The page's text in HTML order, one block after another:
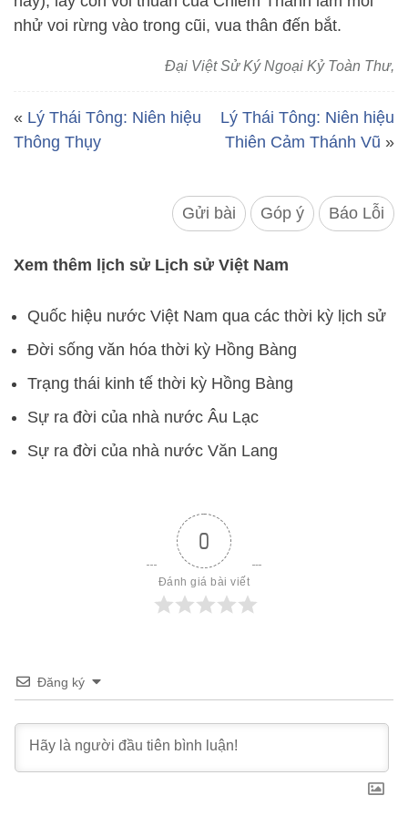
nhử voi rừng vào trong cũi, vua thân đến bắt.
Đại Việt Sử Ký Ngoại Kỷ Toàn Thư,
« Lý Thái Tông: Niên hiệu
Thông Thụy
Lý Thái Tông: Niên hiệu
Thiên Cảm Thánh Vũ »
Gửi bài Góp ý Báo Lỗi
Xem thêm lịch sử Lịch sử Việt Nam
Quốc hiệu nước Việt Nam qua các thời kỳ lịch sử
Đời sống văn hóa thời kỳ Hồng Bàng
Trạng thái kinh tế thời kỳ Hồng Bàng
Sự ra đời của nhà nước Âu Lạc
Sự ra đời của nhà nước Văn Lang
0
Đánh giá bài viết
Đăng ký